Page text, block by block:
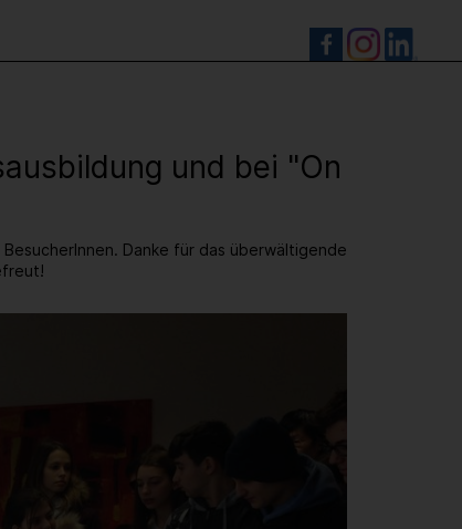
und bei "On
Danke für das überwältigende